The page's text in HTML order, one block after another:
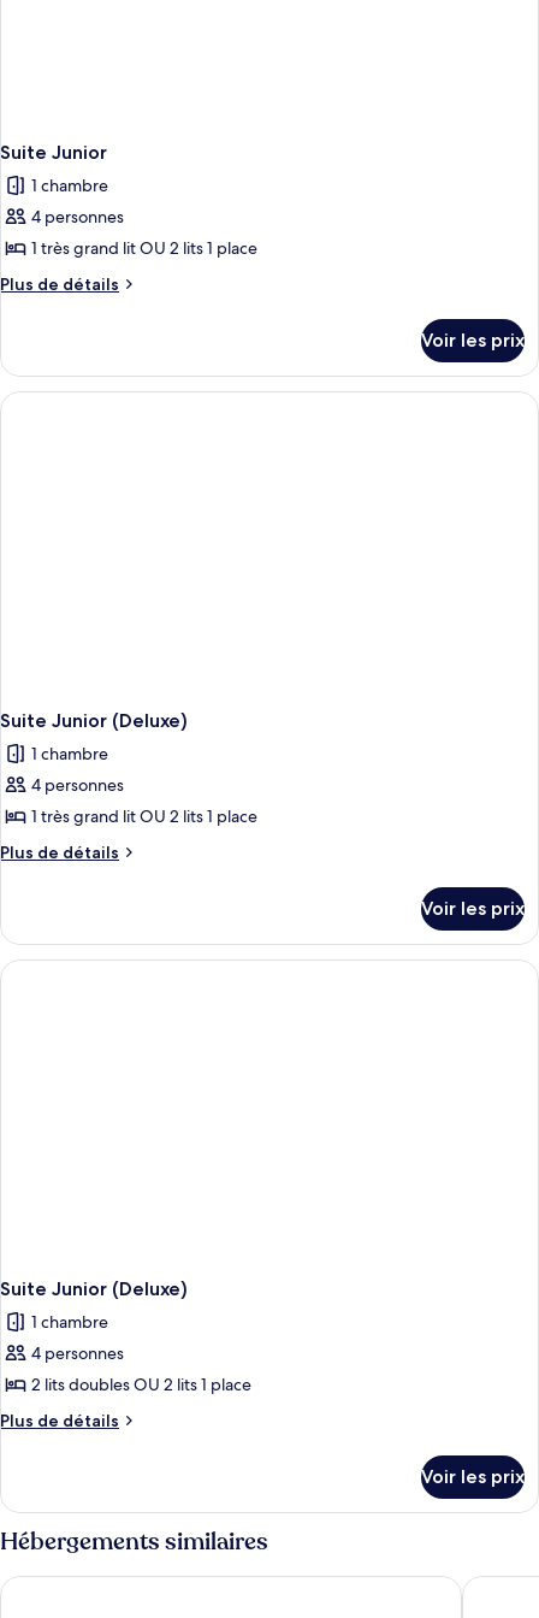
Suite Junior
1 chambre
4 personnes
1 très grand lit OU 2 lits 1 place
Plus de détails
Plus
le
type
de
Voir les prix
Suite Junior (Deluxe)
1 chambre
4 personnes
1 très grand lit OU 2 lits 1 place
Plus de détails
Plus
le
type
de
Voir les prix
Suite Junior (Deluxe)
1 chambre
4 personnes
2 lits doubles OU 2 lits 1 place
Plus de détails
Plus
le
type
de
chambre
Suite
Voir les prix
Hébergements similaires
Bahia Principe Explore Punta Cana - Hyatt Inclusive Bahia